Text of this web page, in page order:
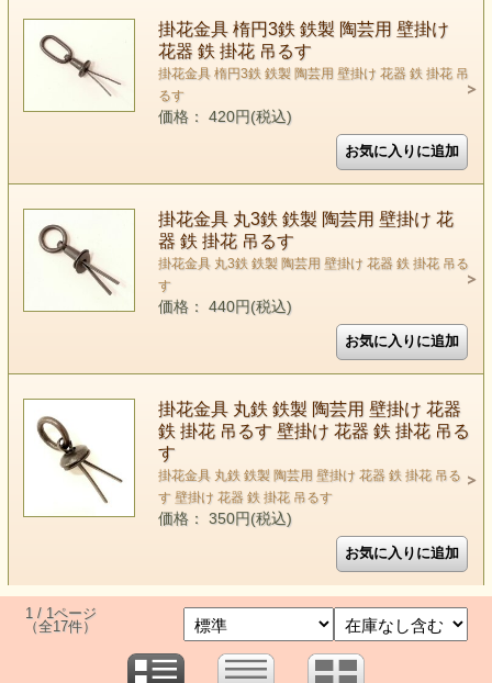
掛花金具 楕円3鉄 鉄製 陶芸用 壁掛け
花器 鉄 掛花 吊るす
掛花金具 楕円3鉄 鉄製 陶芸用 壁掛け 花器 鉄 掛花 吊
るす
価格： 420円(税込)
掛花金具 丸3鉄 鉄製 陶芸用 壁掛け 花
器 鉄 掛花 吊るす
掛花金具 丸3鉄 鉄製 陶芸用 壁掛け 花器 鉄 掛花 吊る
す
価格： 440円(税込)
掛花金具 丸鉄 鉄製 陶芸用 壁掛け 花器
鉄 掛花 吊るす 壁掛け 花器 鉄 掛花 吊る
す
掛花金具 丸鉄 鉄製 陶芸用 壁掛け 花器 鉄 掛花 吊る
す 壁掛け 花器 鉄 掛花 吊るす
価格： 350円(税込)
1 / 1ページ
（全17件）